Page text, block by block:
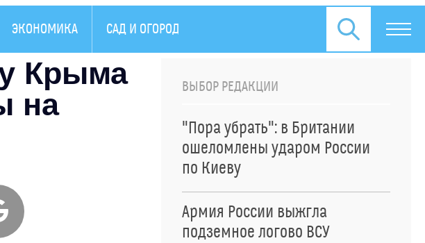
ЭКОНОМИКА САД И ОГОРОД
Крыма
на
ВЫБОР РЕДАКЦИИ
"Пора убрать": в Британии
ошеломлены ударом России
по Киеву
Армия России выжгла
подземное логово ВСУ